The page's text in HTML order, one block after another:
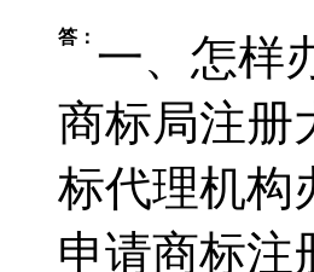
答： 一、怎样
商标局注册
标代理机构
申请商标注